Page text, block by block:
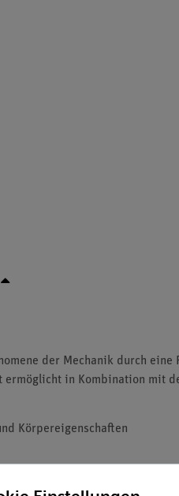
der Mechanik durch
ermöglicht in Kombination mit
Körpereigenschaften